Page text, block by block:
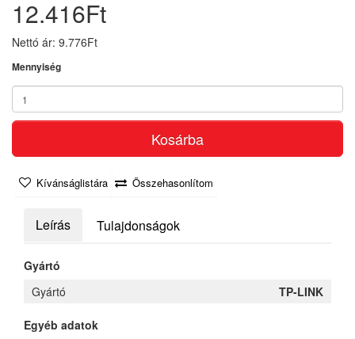
12.416Ft
Nettó ár: 9.776Ft
Mennyiség
Kosárba
Kívánságlistára Összehasonlítom
Leírás Tulajdonságok
Gyártó
Gyártó
TP-LINK
Egyéb adatok